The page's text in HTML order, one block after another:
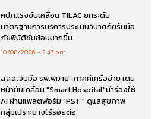
คปภ.เร่งขับเคลื่อน TILAC ยกระดับ
มาตรฐานการบริการประเมินวินาศภัยรับมือ
ภัยพิบัติซับซ้อนมากขึ้น
10/08/2026 2:47 pm
สสส.จับมือ รพ.พิมาย-ภาคคีเครือข่าย เดิน
หน้าขับเคลื่อน “Smart Hospital”นำร่องใช้
AI ผ่านแพลตฟอร์ม “PST ” ดูแลสุขภาพ
กลุ่มเปราะบางไร้รอยต่อ